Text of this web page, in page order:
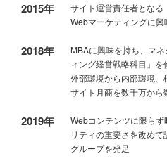
2015年
サイト運営責任者となる
Webマーケティングに
2018年
MBAに興味を持ち、マ
ィング経営戦略科目」を
外部環境から内部環境、
サイト月商を数千万か
2019年
Webコンテンツに限ら
リティの重要さを改め
グループを発足